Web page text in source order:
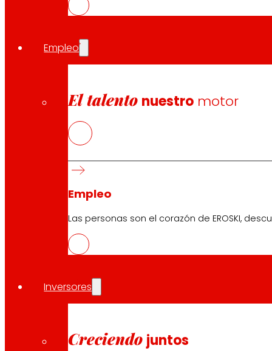
Empleo
El talento nuestro motor
Empleo
Las personas son el corazón de EROSKI,
Inversores
Creciendo juntos